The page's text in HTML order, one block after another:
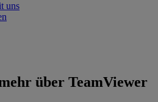
uns
über TeamViewer